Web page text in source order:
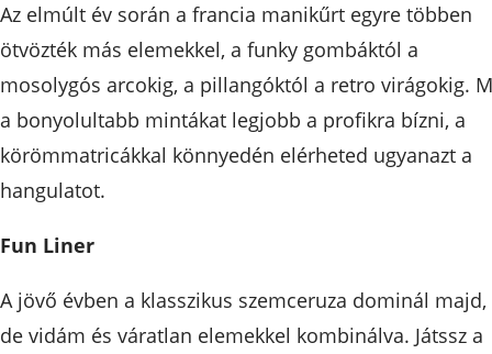
Az elmúlt év során a francia manikűrt egyre többen
ötvözték más elemekkel, a funky gombáktól a
mosolygós arcokig, a pillangóktól a retro virágokig.
a bonyolultabb mintákat legjobb a profikra bízni, a
körömmatricákkal könnyedén elérheted ugyanazt a
hangulatot.
Fun Liner
A jövő évben a klasszikus szemceruza dominál majd,
de vidám és váratlan elemekkel kombinálva. Játssz a